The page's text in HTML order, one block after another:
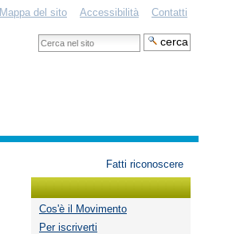
Mappa del sito Accessibilità Contatti
Cerca
nel
Fatti riconoscere
Cos'è il Movimento
Per iscriverti